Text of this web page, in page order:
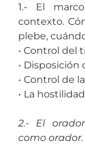
1.- El
contexto.
plebe,
• Control del
• Disposición
• Control de
• La
2.- El
como orador.